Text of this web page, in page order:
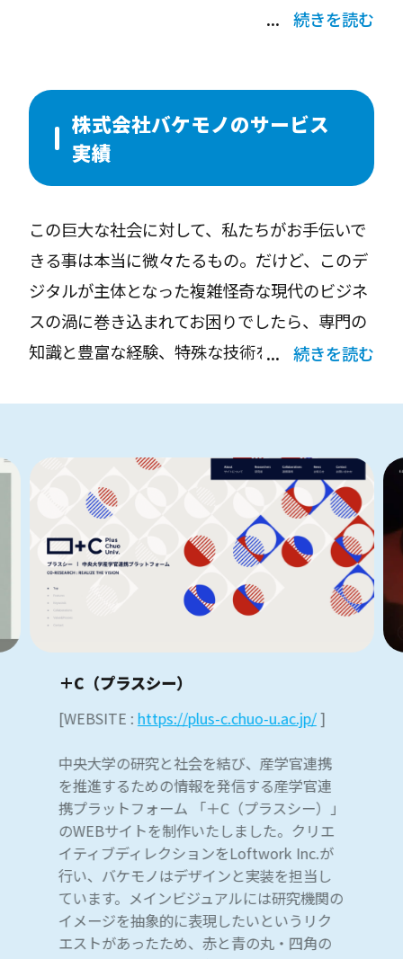
識や経験はもちろん、みんながあっと驚くアイ
きます。
岐業種にわたる中小企業、数百億円を超える資
本金を持つ大企業などからも直接多くのお問い
合わせ・お仕事を頂いております。
"クライアントから直接お声がけを頂く"という
形を受注の原則としており、プロダクションや
代理店、マッチング会社とはお付き合いしてお
りません。スケジュールやクオリティ管理もバ
ケモノ内で行うため、「無茶な納期」や「やり
クライアントの事業や思いなどを深く理解し、
求められる以上のクオリティとクリエイティビ
ティで、単なるいち取引先ではなく、パートナ
ーとしてクライアントのビジネスをサポートし
ます。
続きを読む
株式会社バケモノのサービス
実績
この巨大な社会に対して、私たちがお手伝いで
きる事は本当に微々たるもの。だけど、このデ
ジタルが主体となった複雑怪奇な現代のビジネ
スの渦に巻き込まれてお困りでしたら、専門の
知識と豊富な経験、特殊な技術を用いて鮮やか
私たちはその裏側で絶えず変化するビジネスの
環境を差別化し、デジタルファーストのコンテ
ンツを、インタラクティブな体験を、そして美
しいブランドのフラッグシップを、あなたがこ
しているのです。
【PICK UP】
WebクリエイターをうならせたWebサイト13選
【東京のWeb制作会社編】
http://bit.ly/2JJT74D
東京のWeb制作業界内でも評判がいいホームペ
続きを読む
＋C（プラスシー）
[WEBSITE : https://plus-c.chuo-u.ac.jp/]
中央大学の研究と社会を結び、産学官連携
を推進するための情報を発信する産学官連
携プラットフォーム 「＋C（プラスシー）」
のWEBサイトを制作いたしました。クリエ
イティブディレクションをLoftwork Inc.が
行い、バケモノはデザインと実装を担当し
ています。メインビジュアルには研究機関の
イメージを抽象的に表現したいというリク
エストがあったため、赤と青の丸・四角の